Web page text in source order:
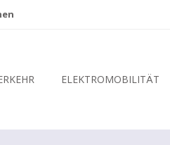
ELEKTROMOBILITÄT